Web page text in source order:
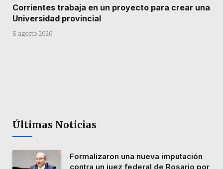
Corrientes trabaja en un proyecto para crear una
Universidad provincial
5 agosto 2026
Últimas Noticias
Formalizaron una nueva imputación
contra un juez federal de Rosario por